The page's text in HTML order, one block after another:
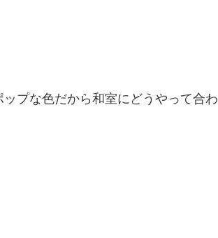
プな色だから和室にどうやって合わ